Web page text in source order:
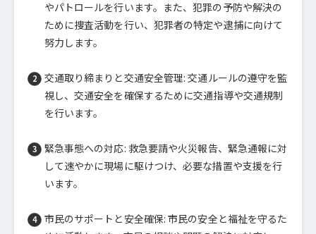
やパトロールを行います。また、犯罪の予防や解決の
ために捜査活動を行い、犯罪者の特定や逮捕に向けて
努力します。
交通取り締まりと交通安全管理: 交通ルールの遵守を監
視し、交通安全を確保するために交通指導や交通規制
を行います。
緊急事態への対応: 救急要請や火災報告、緊急通報に対
して速やかに現場に駆けつけ、必要な措置や支援を行
います。
市民のサポートと安全確保: 市民の安全と福祉を守るた